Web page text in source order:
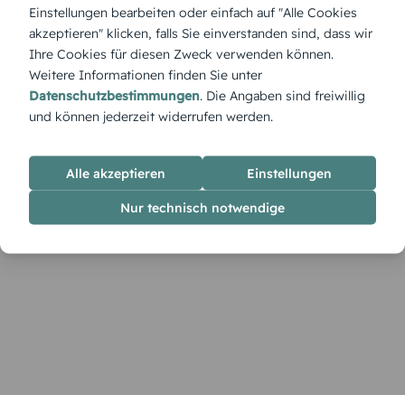
Der Familienkalender „Tagträumer“ bringt Fantasie und
Struktur zusammen – liebevoll gestaltet für kreative Familien
mit Sinn für Ordnung und Träumerei.
Einstellungen bearbeiten oder einfach auf "Alle Cookies
akzeptieren" klicken, falls Sie einverstanden sind, dass wir
Ihre Cookies für diesen Zweck verwenden können.
Weitere Informationen finden Sie unter
Datenschutzbestimmungen. Die Angaben sind freiwillig
und können jederzeit widerrufen werden.
Alle akzeptieren Einstellungen
Nur technisch notwendige